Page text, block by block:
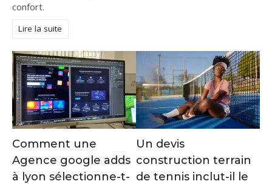
confort.
Lire la suite
Comment une
Agence google adds
à lyon sélectionne-t-
Un devis
construction terrain
de tennis inclut-il le